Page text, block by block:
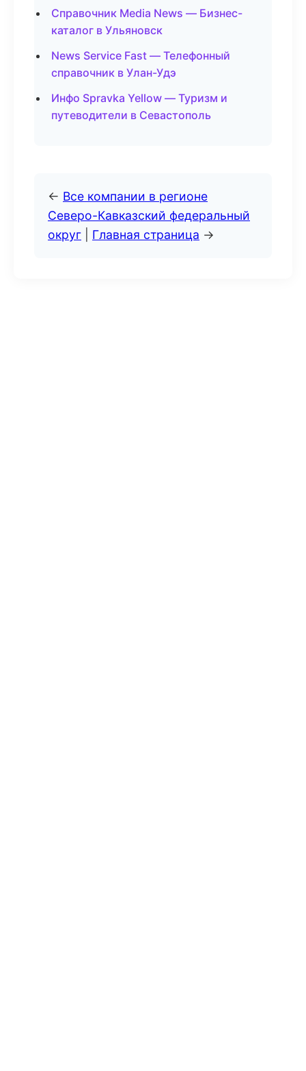
Справочник Media News — Бизнес-
каталог в Ульяновск
News Service Fast — Телефонный
справочник в Улан-Удэ
Инфо Spravka Yellow — Туризм и
путеводители в Севастополь
← Все компании в регионе
Северо-Кавказский федеральный
округ
Главная страница →